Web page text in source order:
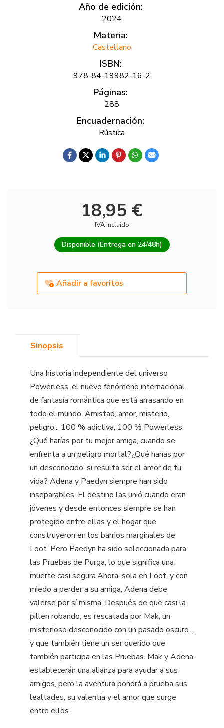
Año de edición:
2024
Materia:
Castellano
ISBN:
978-84-19982-16-2
Páginas:
288
Encuadernación:
Rústica
18,95 €
IVA incluido
Disponible (Entrega en 24/48h)
Añadir a favoritos
Sinopsis
Una historia independiente del universo
Powerless, el nuevo fenómeno internacional
de fantasía romántica que está arrasando en
todo el mundo. Amistad, amor, misterio,
peligro... 100 % adictiva, 100 % Powerless.
¿Qué harías por tu mejor amiga, cuando se
enfrenta a un peligro mortal?¿Qué harías por
un desconocido, si resulta ser el amor de tu
vida? Adena y Paedyn siempre han sido
inseparables. El destino las unió cuando eran
jóvenes y desde entonces siempre se han
protegido entre ellas y el hogar que
construyeron en los barrios marginales de
Loot. Pero Paedyn ha sido seleccionada para
las Pruebas de Purga, lo que significa una
muerte casi segura.Ahora, sola en Loot, y con
miedo a perder a su amiga, Adena debe
valerse por sí misma. Después de que casi la
pillen robando, es rescatada por Mak, un
misterioso desconocido con un pasado oscuro...
y que también tiene un ser querido que
también participa en las Pruebas. Mak y Adena
establecerán una alianza para ayudar a sus
amigos, pero la aventura pondrá a prueba sus
lealtades, su valentía y el amor que surge
entre ellos.